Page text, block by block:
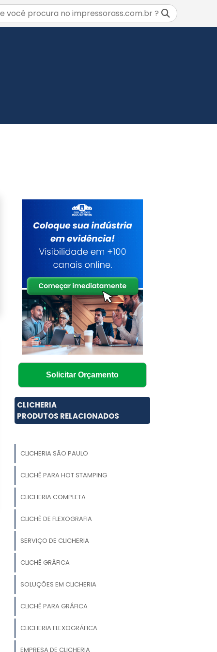
Solicitar Orçamento
CLICHERIA
PRODUTOS RELACIONADOS
CLICHERIA SÃO PAULO
CLICHÊ PARA HOT STAMPING
CLICHERIA COMPLETA
CLICHÊ DE FLEXOGRAFIA
SERVIÇO DE CLICHERIA
CLICHÊ GRÁFICA
SOLUÇÕES EM CLICHERIA
CLICHÊ PARA GRÁFICA
CLICHERIA FLEXOGRÁFICA
EMPRESA DE CLICHERIA